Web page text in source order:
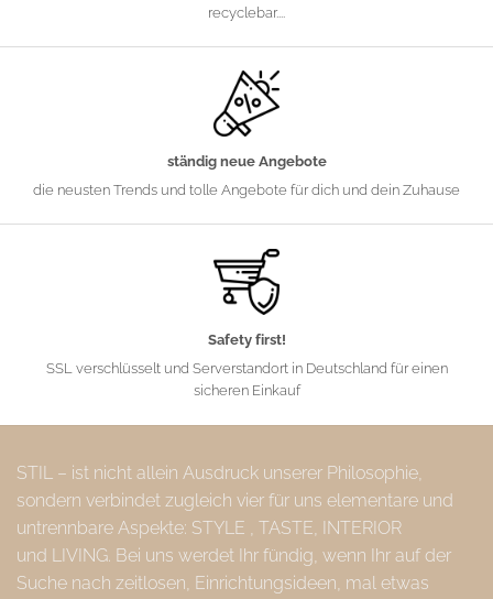
recyclebar....
ständig neue Angebote
die neusten Trends und tolle Angebote für dich und dein Zuhause
Safety first!
SSL verschlüsselt und Serverstandort in Deutschland für einen
sicheren Einkauf
STIL – ist nicht allein Ausdruck unserer Philosophie,
sondern verbindet zugleich vier für uns elementare und
untrennbare Aspekte: STYLE , TASTE, INTERIOR
und LIVING. Bei uns werdet Ihr fündig, wenn Ihr auf der
Suche nach zeitlosen, Einrichtungsideen, mal etwas